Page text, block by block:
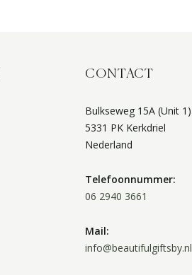
CONTACT
Bulkseweg 15A (Unit 1)
5331 PK Kerkdriel
Nederland
Telefoonnummer:
06 2940 3661
Mail:
info@beautifulgiftsby.nl